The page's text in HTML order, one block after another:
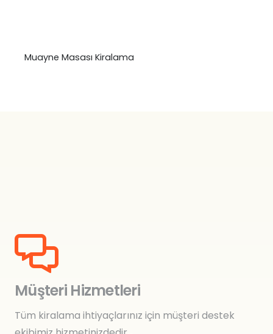
Muayne Masası Kiralama
Müşteri Hizmetleri
Tüm kiralama ihtiyaçlarınız için müşteri destek